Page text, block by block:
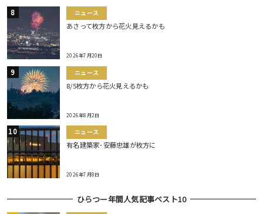
ニュース
あさって枚方から花火見えるかも
2026年7月20日
ニュース
8/5枚方から花火見えるかも
2026年8月2日
ニュース
有名建築家･安藤忠雄が枚方に
2026年7月8日
ひらつー年間人気記事ベスト10